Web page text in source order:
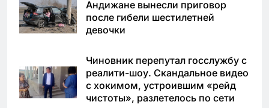
Андижане вынесли приговор
после гибели шестилетней
девочки
Чиновник перепутал госслужбу с
реалити-шоу. Скандальное видео
с хокимом, устроившим «рейд
чистоты», разлетелось по сети